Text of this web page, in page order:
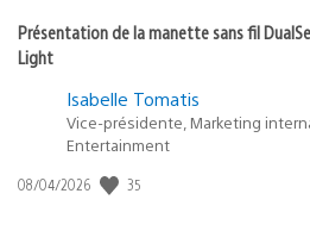
Présentation de la manette sans fil
Light
Isabelle Tomatis
Vice-présidente, Marketing
Entertainment
Date
08/04/2026 35